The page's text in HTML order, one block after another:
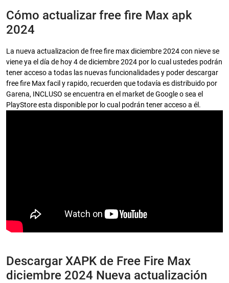
Cómo actualizar free fire Max apk
2024
La nueva actualizacion de free fire max diciembre 2024 con nieve se
viene ya el día de hoy 4 de diciembre 2024 por lo cual ustedes podrán
tener acceso a todas las nuevas funcionalidades y poder descargar
free fire Max facil y rapido, recuerden que todavía es distribuido por
Garena, INCLUSO se encuentra en el market de Google o sea el
PlayStore esta disponible por lo cual podrán tener acceso a él.
Descargar XAPK de Free Fire Max
diciembre 2024 Nueva actualización